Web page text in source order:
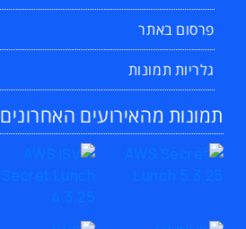
פרסום באתר
גלריות תמונות
תמונות מהאירועים האחרונים